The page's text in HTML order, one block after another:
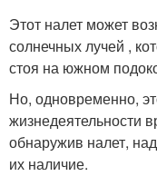
Этот налет может
солнечных лучей ,
стоя на южном
Но, одновременно,
жизнедеятельности
обнаружив налет,
их наличие.